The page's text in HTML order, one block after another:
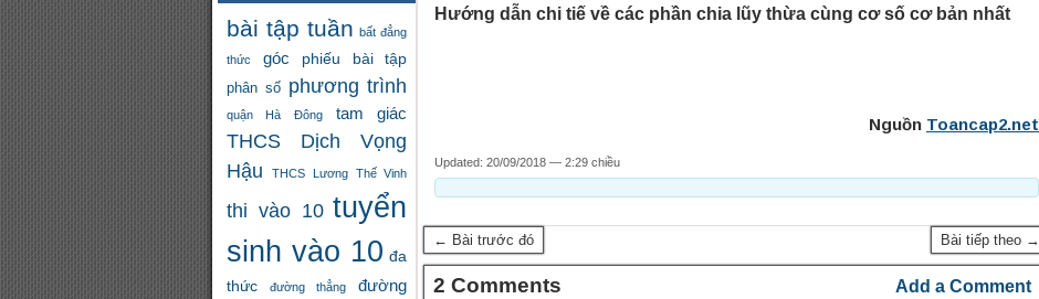
bài tập tuần bất đẳng
thức góc phiếu bài tập
phân số phương trình
quận Hà Đông tam giác
THCS Dịch Vọng
Hậu
THCS Lương Thế Vinh
thi vào 10 tuyển
sinh vào 10 đa
thức
đường thẳng
đường
Hướng dẫn chi tiế về các phần chia lũy thừa cùng cơ số cơ bản nhất
Nguồn Toancap2.net
Updated: 20/09/2018 — 2:29 chiều
← Bài trước đó Bài tiếp theo →
2 Comments Add a Comment